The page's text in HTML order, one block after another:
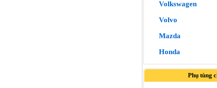
Volkswagen
Volvo
Mazda
Honda
Phụ tùng